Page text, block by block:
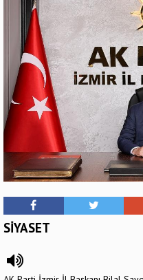
SİYASET